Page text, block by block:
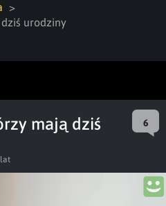
urodziny
mają dziś
6